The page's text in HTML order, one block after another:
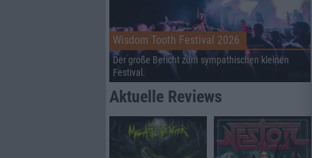
Wisdom Tooth Festival 2026
Der große Bericht zum sympathischen kleinen
Festival.
Aktuelle Reviews